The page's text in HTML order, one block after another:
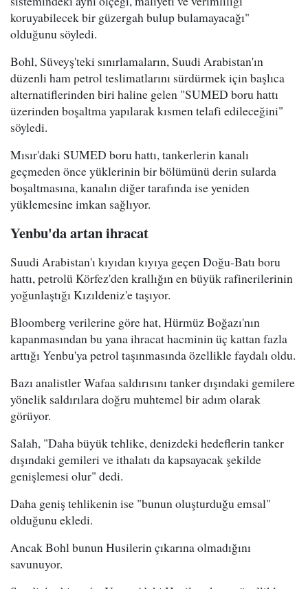
koruyabilecek bir güzergah bulup bulamayacağı"
olduğunu söyledi.
Bohl, Süveyş'teki sınırlamaların, Suudi Arabistan'ın
düzenli ham petrol teslimatlarını sürdürmek için başlıca
alternatiflerinden biri haline gelen "SUMED boru hattı
üzerinden boşaltma yapılarak kısmen telafi edileceğini"
söyledi.
Mısır'daki SUMED boru hattı, tankerlerin kanalı
geçmeden önce yüklerinin bir bölümünü derin sularda
boşaltmasına, kanalın diğer tarafında ise yeniden
yüklemesine imkan sağlıyor.
Yenbu'da artan ihracat
Suudi Arabistan'ı kıyıdan kıyıya geçen Doğu-Batı boru
hattı, petrolü Körfez'den krallığın en büyük rafinerilerinin
yoğunlaştığı Kızıldeniz'e taşıyor.
Bloomberg verilerine göre hat, Hürmüz Boğazı'nın
kapanmasından bu yana ihracat hacminin üç kattan fazla
arttığı Yenbu'ya petrol taşınmasında özellikle faydalı oldu.
Bazı analistler Wafaa saldırısını tanker dışındaki gemilere
yönelik saldırılara doğru muhtemel bir adım olarak
görüyor.
Salah, "Daha büyük tehlike, denizdeki hedeflerin tanker
dışındaki gemileri ve ithalatı da kapsayacak şekilde
genişlemesi olur" dedi.
Daha geniş tehlikenin ise "bunun oluşturduğu emsal"
olduğunu ekledi.
Ancak Bohl bunun Husilerin çıkarına olmadığını
savunuyor.